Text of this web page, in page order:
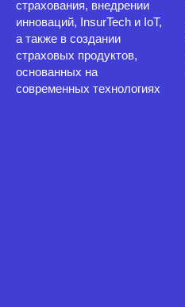
страхования, внедрении
инноваций, InsurTech и IoT,
а также в создании
страховых продуктов,
основанных на
современных технологиях